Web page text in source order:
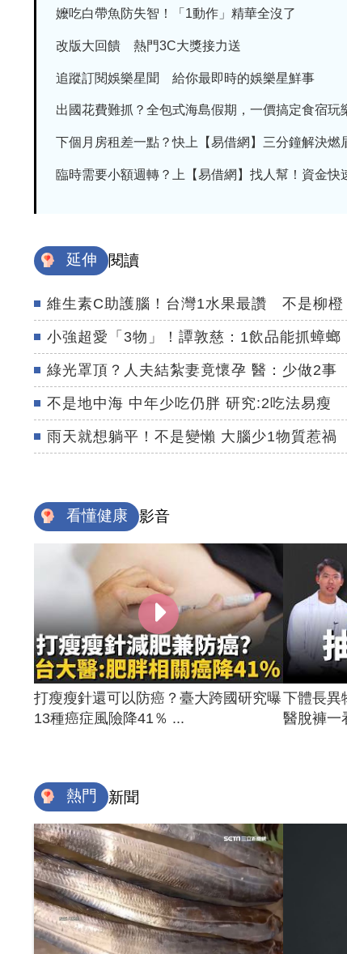
嬤吃白帶魚防失智！「1動作」精華全沒了
改版大回饋 熱門3C大獎接力送
追蹤訂閱娛樂星聞 給你最即時的娛樂星鮮事
出國花費難抓？全包式海島假期，一價搞定食宿玩
下個月房租差一點？快上【易借網】三分鐘解決燃
臨時需要小額週轉？上【易借網】找人幫！資金快
延伸 閱讀
維生素C助護腦！台灣1水果最讚 不是柳橙
小強超愛「3物」！譚敦慈：1飲品能抓蟑螂
綠光罩頂？人夫結紮妻竟懷孕 醫：少做2事
不是地中海 中年少吃仍胖 研究:2吃法易瘦
雨天就想躺平！不是變懶 大腦少1物質惹禍
看懂健康 影音
打瘦瘦針還可以防癌？臺大跨國研究曝
13種癌症風險降41％ ...
下體長異
醫脫褲一
熱門 新聞